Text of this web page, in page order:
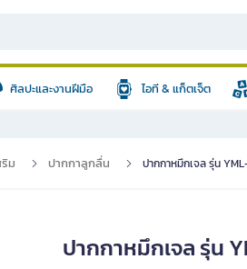
ศิลปะและงานฝีมือ ไอที & แก็ตเจ็ต
ม ปากกาลูกลื่น ปากกาหมึกเจล รุ่น
ปากกาหมึกเจล รุ่น